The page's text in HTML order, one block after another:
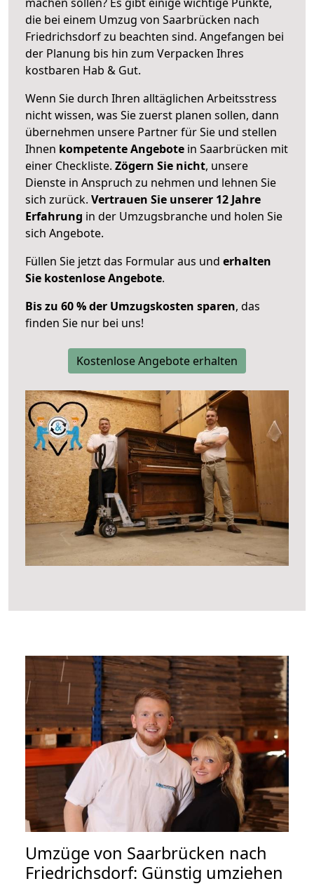
die bei einem Umzug von Saarbrücken nach
Friedrichsdorf zu beachten sind. Angefangen bei
der Planung bis hin zum Verpacken Ihres
kostbaren Hab & Gut.
Wenn Sie durch Ihren alltäglichen Arbeitsstress
nicht wissen, was Sie zuerst planen sollen, dann
übernehmen unsere Partner für Sie und stellen
Ihnen kompetente Angebote in Saarbrücken mit
einer Checkliste. Zögern Sie nicht, unsere
Dienste in Anspruch zu nehmen und lehnen Sie
sich zurück. Vertrauen Sie unserer 12 Jahre
Erfahrung in der Umzugsbranche und holen Sie
sich Angebote.
Füllen Sie jetzt das Formular aus und erhalten
Sie kostenlose Angebote.
Bis zu 60 % der Umzugskosten sparen, das
finden Sie nur bei uns!
Kostenlose Angebote erhalten
Umzüge von Saarbrücken nach
Friedrichsdorf: Günstig umziehen